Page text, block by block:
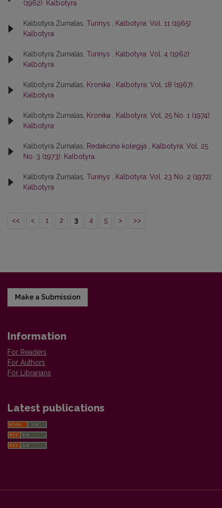
(1962): Kalbotyra
Kalbotyra Žurnalas, Turinys
Kalbotyra: Vol. 11 (1965):
Kalbotyra
Kalbotyra Žurnalas, Turinys
Kalbotyra: Vol. 4 (1962):
Kalbotyra
Kalbotyra Žurnalas, Kronika
Kalbotyra: Vol. 18 (1967):
Kalbotyra
Kalbotyra Žurnalas, Kronika
Kalbotyra: Vol. 25 No. 1 (1974):
Kalbotyra
Kalbotyra Žurnalas, Redakcinė kolegija
Kalbotyra: Vol. 25
No. 3 (1973): Kalbotyra
Kalbotyra Žurnalas, Turinys
Kalbotyra: Vol. 23 No. 2 (1972):
Kalbotyra
<< < 1 2 3 4 5 > >>
Make a Submission
Information
For Readers
For Authors
For Librarians
Latest publications